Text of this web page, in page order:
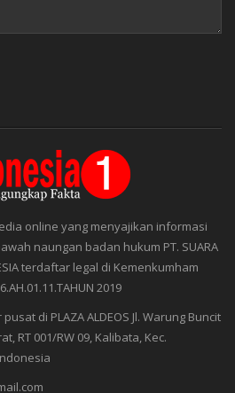
online yang menyajikan informasi
naungan badan hukum PT. SUARA
terdaftar legal di Kemenkumham
2019
di PLAZA ALDEOS Jl. Warung Buncit
RT 001/RW 09, Kalibata, Kec.